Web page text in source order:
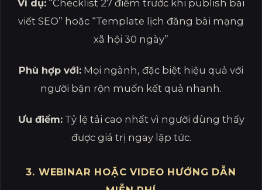
Ví dụ: “Checklist 27 điểm trước khi publish bài
viết SEO” hoặc “Template lịch đăng bài mạng
xã hội 30 ngày”
Phù hợp với: Mọi ngành, đặc biệt hiệu quả với
người bận rộn muốn kết quả nhanh.
Ưu điểm:Tỷ lệ tải cao nhất vì người dùng thấy
được giá trị ngay lập tức.
3. WEBINAR HOẶC VIDEO HƯỚNG DẪN